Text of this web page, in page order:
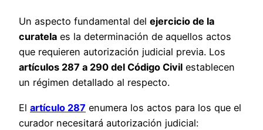
Un aspecto fundamental del ejercicio de la
curatela es la determinación de aquellos actos
que requieren autorización judicial previa. Los
artículos 287 a 290 del Código Civil establecen
un régimen detallado al respecto.
El artículo 287 enumera los actos para los que el
curador necesitará autorización judicial: